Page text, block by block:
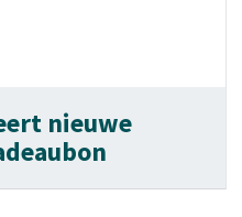
nieuwe